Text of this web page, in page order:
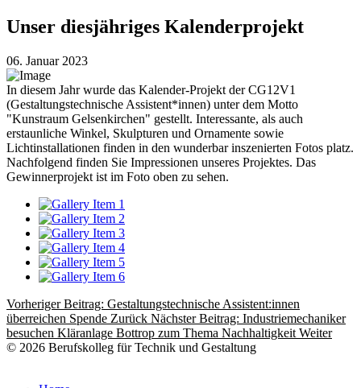
Unser diesjähriges Kalenderprojekt
06. Januar 2023
In diesem Jahr wurde das Kalender-Projekt der CG12V1
(Gestaltungstechnische Assistent*innen) unter dem Motto
"Kunstraum Gelsenkirchen" gestellt. Interessante, als auch
erstaunliche Winkel, Skulpturen und Ornamente sowie
Lichtinstallationen finden in den wunderbar inszenierten Fotos platz.
Nachfolgend finden Sie Impressionen unseres Projektes. Das
Gewinnerprojekt ist im Foto oben zu sehen.
Vorheriger Beitrag: Gestaltungstechnische Assistent:innen
überreichen Spende Zurück Nächster Beitrag: Industriemechaniker
besuchen Kläranlage Bottrop zum Thema Nachhaltigkeit Weiter
© 2026 Berufskolleg für Technik und Gestaltung